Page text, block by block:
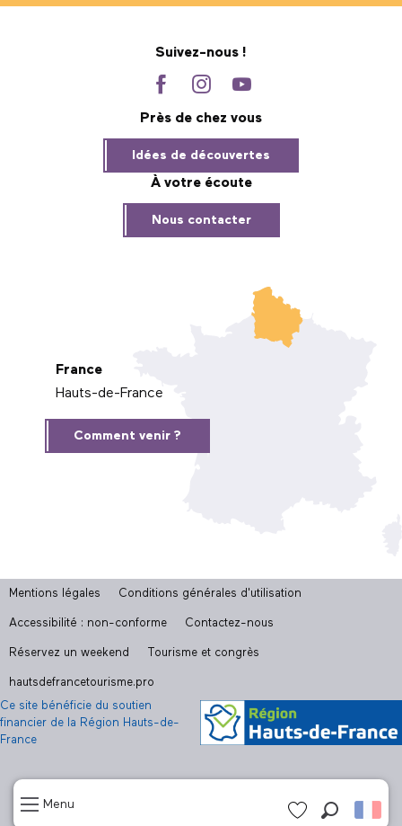
Menu
Suivez-nous !
Près de chez vous
Idées de découvertes
À votre écoute
Nous contacter
France
Hauts-de-France
Comment venir ?
Mentions légales Conditions générales d'utilisation
Accessibilité : non-conforme Contactez-nous
Réservez un weekend Tourisme et congrès
hautsdefrancetourisme.pro
Ce site bénéficie du soutien
financier de la Région Hauts-de-
France